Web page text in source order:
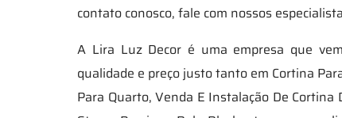
contato conosco, fale com nossos
A Lira Luz Decor é uma empresa que
qualidade e preço justo tanto em Cortina
Para Quarto, Venda E Instalação De Cortina